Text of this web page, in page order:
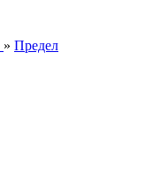
» Предел